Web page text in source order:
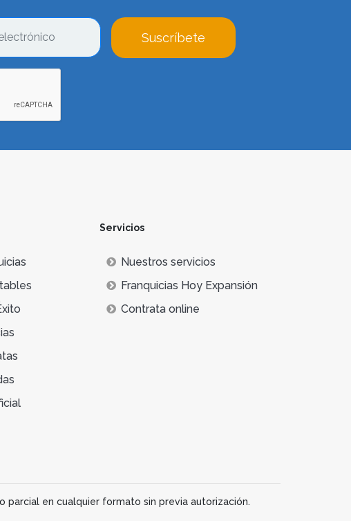
Suscríbete
Servicios
Nuestros servicios
Franquicias Hoy Expansión
Contrata online
parcial en cualquier formato sin previa autorización.